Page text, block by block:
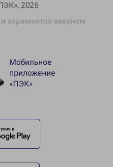
2026
охраняются законом